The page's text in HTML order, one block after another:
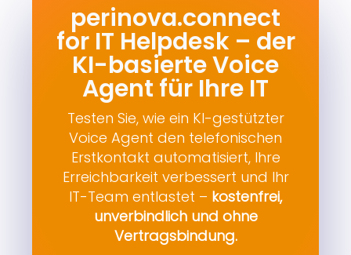
perinova.connect
for IT Helpdesk – der
KI-basierte Voice
Agent für Ihre IT
Testen Sie, wie ein KI-gestützter
Voice Agent den telefonischen
Erstkontakt automatisiert, Ihre
Erreichbarkeit verbessert und Ihr
IT-Team entlastet – kostenfrei,
unverbindlich und ohne
Vertragsbindung.